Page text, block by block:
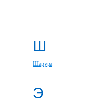
Ш
Шарура
Э